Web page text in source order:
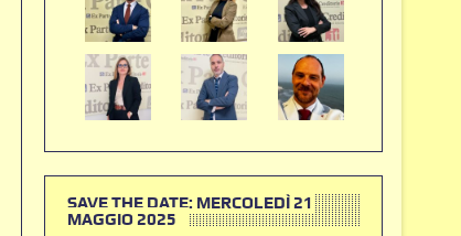
SAVE THE DATE: MERCOLEDÌ 21
MAGGIO 2025